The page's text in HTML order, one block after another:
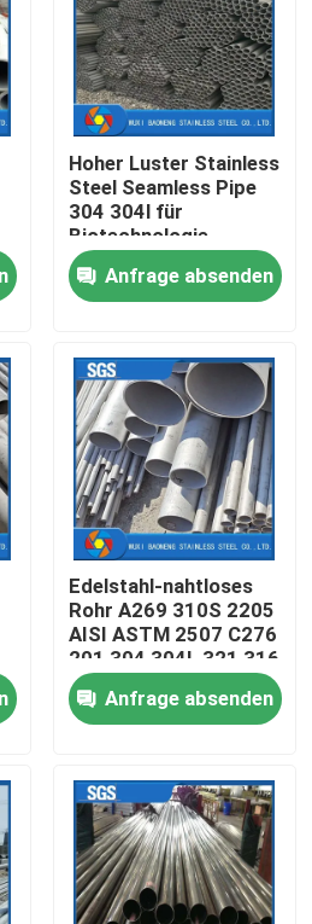
Rohr
Hoher Luster Stainless
Steel Seamless Pipe
304 304l für
Biotechnologie
Anfrage absenden
Edelstahl-nahtloses
Rohr A269 310S 2205
AISI ASTM 2507 C276
201 304 304L 321 316
316L
Anfrage absenden